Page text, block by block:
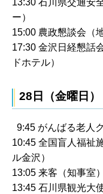
ー）
15:00 農政懇談会（
17:30 金沢日経懇話
ドホテル）
28日（金曜日）
9:45 がんばる老人
10:45 全国盲人福祉
ル金沢）
13:05 来客（知事室）
13:45 石川県観光大